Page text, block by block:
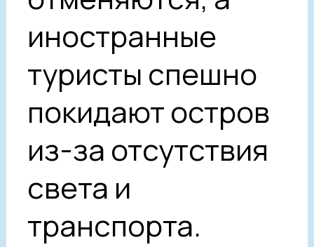
иностранные
туристы спешно
покидают остров
из-за отсутствия
света и
транспорта.